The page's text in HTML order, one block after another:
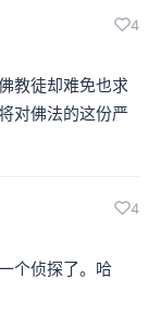
4
教徒却难免也求
对佛法的这份严
4
个侦探了。哈